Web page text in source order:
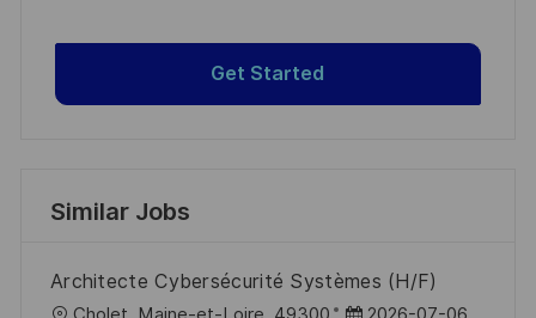
Get Started
Similar Jobs
Architecte Cybersécurité Systèmes (H/F)
L
P